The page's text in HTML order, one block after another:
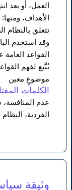
العمل، أو بعد
الأهداف،
تتعلق بالنظام
وقد استخدم
القواعد
يُتَّبع لفهم
موضوعٍ معين
الكلمات
عدم
الفردية،
وثيقة